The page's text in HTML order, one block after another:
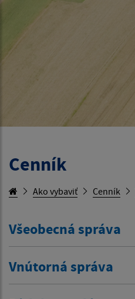
Cenník
Ako vybaviť Cenník
Všeobecná správa
Vnútorná správa